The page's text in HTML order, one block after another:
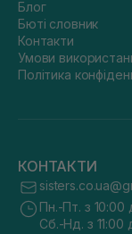
Блог
Бюті словник
Контакти
Умови
Політика
КОНТАКТИ
Пн.-Пт. з 10:00
Сб.-Нд. з 11:00